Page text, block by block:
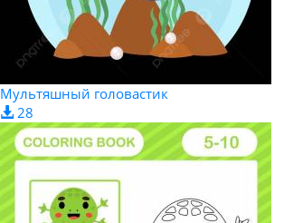
Мультяшный головастик
28